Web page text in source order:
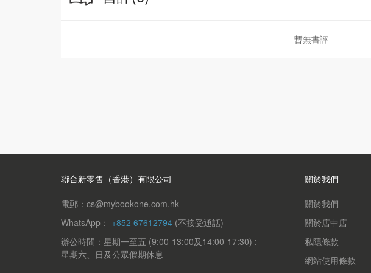
暫無書評
聯合新零售（香港）有限公司
電郵：cs@mybookone.com.hk
WhatsApp： +852 67612794 (不接受通話)
辦公時間：星期一至五 (9:00-13:00及14:00-17:30) ;
星期六、日及公眾假期休息
關於我們
關於我們
關於店中店
私隱條款
網站使用條款